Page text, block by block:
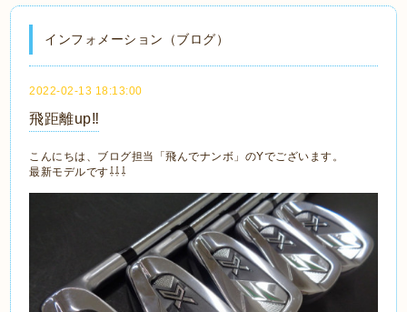
インフォメーション（ブログ）
2022-02-13 18:13:00
飛距離up‼
こんにちは、ブログ担当「飛んでナンボ」のYでございます。
最新モデルです⇩⇩⇩